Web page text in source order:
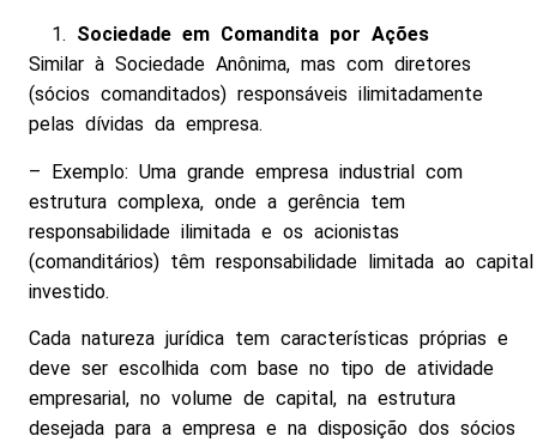
Sociedade em Comandita por Ações
Similar à Sociedade Anônima, mas com diretores
(sócios comanditados) responsáveis ilimitadamente
pelas dívidas da empresa.
– Exemplo: Uma grande empresa industrial com
estrutura complexa, onde a gerência tem
responsabilidade ilimitada e os acionistas
(comanditários) têm responsabilidade limitada ao capital
investido.
Cada natureza jurídica tem características próprias e
deve ser escolhida com base no tipo de atividade
empresarial, no volume de capital, na estrutura
desejada para a empresa e na disposição dos sócios